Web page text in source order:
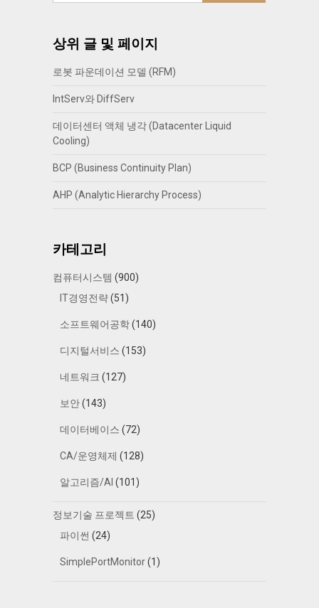
상위 글 및 페이지
로봇 파운데이션 모델 (RFM)
IntServ와 DiffServ
데이터센터 액체 냉각 (Datacenter Liquid
Cooling)
BCP (Business Continuity Plan)
AHP (Analytic Hierarchy Process)
카테고리
컴퓨터시스템 (900)
IT경영전략(51)
소프트웨어공학(140)
디지털서비스 (153)
네트워크 (127)
보안(143)
데이터베이스 (72)
CA/운영체제 (128)
알고리즘/AI (101)
정보기술 프로젝트 (25)
파이썬 (24)
SimplePortMonitor(1)